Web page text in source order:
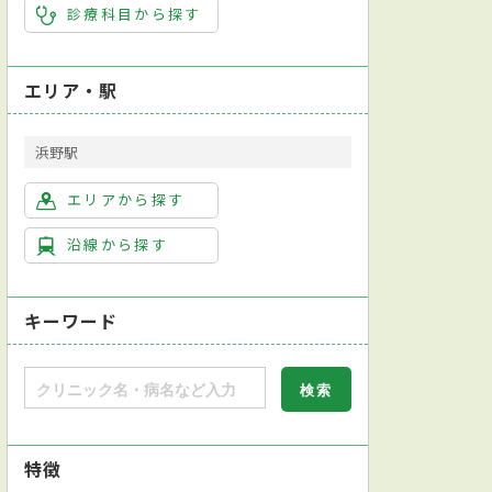
診療科目から探す
エリア・駅
浜野駅
エリアから探す
沿線から探す
キーワード
特徴